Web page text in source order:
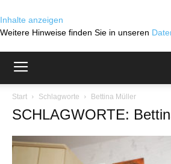
Inhalte anzeigen
Weitere Hinweise finden Sie in unseren
Start Schlagworte Bettina Müller
SCHLAGWORTE: